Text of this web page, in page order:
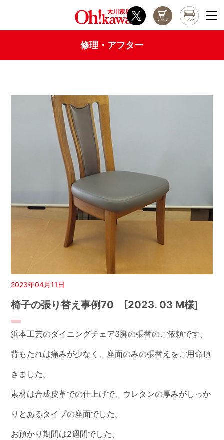
修理・アフター
2023年04月11日
椅子の張り替え事例70 [2023. 03 M様]
浜本工芸のダイニングチェア3脚の張替のご依頼です。
背もたれは痛みが少なく、座面のみの張替えをご用命頂
きました。
素材は合成皮革での仕上げで、ウレタンの厚みがしっか
りとあるタイプの座面でした。
お預かり期間は2週間でした。